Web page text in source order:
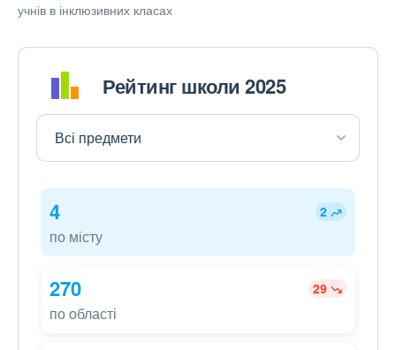
учнів в інклюзивних класах
Рейтинг школи 2025
4 2
по місту
270 29
по області